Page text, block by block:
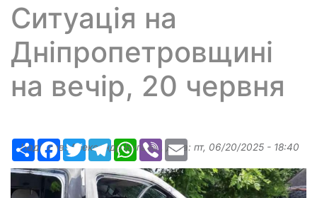
Ситуація на
Дніпропетровщині
на вечір, 20 червня
РесурсFacebook
TwitterTelegramWhatsApp
ViberEmail
Надіслав:Александр Бугаев, дата: пт, 06/20/2025 - 18:40